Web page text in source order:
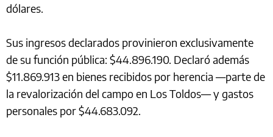
dólares.
Sus ingresos declarados provinieron exclusivamente
de su función pública: $44.896.190. Declaró además
$11.869.913 en bienes recibidos por herencia —parte de
la revalorización del campo en Los Toldos— y gastos
personales por $44.683.092.